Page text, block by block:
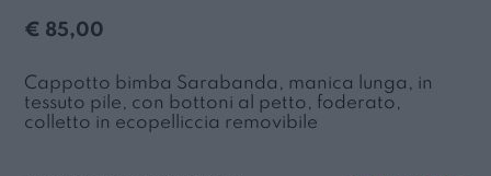
€ 85,00
Cappotto bimba Sarabanda, manica lunga, in
tessuto pile, con bottoni al petto, foderato,
colletto in ecopelliccia removibile